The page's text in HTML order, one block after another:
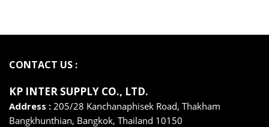
CONTACT US :
KP INTER SUPPLY CO., LTD.
Address : 205/28 Kanchanaphisek Road, Thakham
Bangkhunthian, Bangkok, Thailand 10150